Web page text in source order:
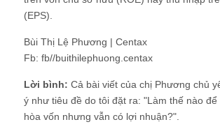
(EPS).
Bùi Thị Lệ Phương | Centax
Fb: fb//buithilephuong.centax
Lời bình: Cả bài viết của chị Phương chủ
ý như tiêu đề do tôi đặt ra: "Làm thế nào để
hòa vốn nhưng vẫn có lợi nhuận?".